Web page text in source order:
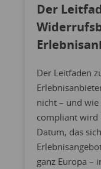
Der
Der Leitfaden
nicht – und
compliant wird
Datum, das
ganz Europa –